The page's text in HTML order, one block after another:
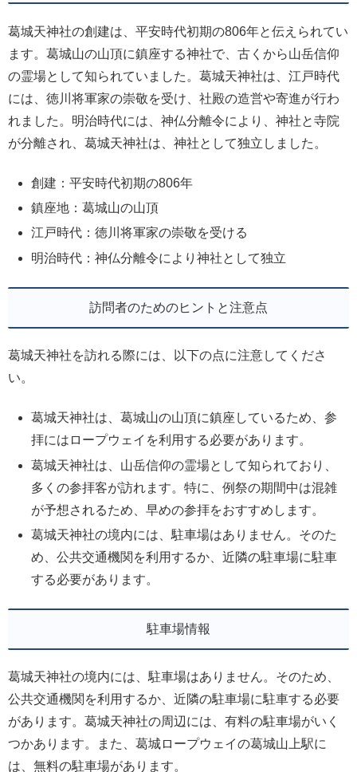
葛城天神社の創建は、平安時代初期の806年と伝えられてい
ます。葛城山の山頂に鎮座する神社で、古くから山岳信仰
の霊場として知られていました。葛城天神社は、江戸時代
には、徳川将軍家の崇敬を受け、社殿の造営や寄進が行わ
れました。明治時代には、神仏分離令により、神社と寺院
が分離され、葛城天神社は、神社として独立しました。
創建：平安時代初期の806年
鎮座地：葛城山の山頂
江戸時代：徳川将軍家の崇敬を受ける
明治時代：神仏分離令により神社として独立
訪問者のためのヒントと注意点
葛城天神社を訪れる際には、以下の点に注意してくださ
い。
葛城天神社は、葛城山の山頂に鎮座しているため、参
拝にはロープウェイを利用する必要があります。
葛城天神社は、山岳信仰の霊場として知られており、
多くの参拝客が訪れます。特に、例祭の期間中は混雑
が予想されるため、早めの参拝をおすすめします。
葛城天神社の境内には、駐車場はありません。そのた
め、公共交通機関を利用するか、近隣の駐車場に駐車
する必要があります。
駐車場情報
葛城天神社の境内には、駐車場はありません。そのため、
公共交通機関を利用するか、近隣の駐車場に駐車する必要
があります。葛城天神社の周辺には、有料の駐車場がいく
つかあります。また、葛城ロープウェイの葛城山上駅に
は、無料の駐車場があります。